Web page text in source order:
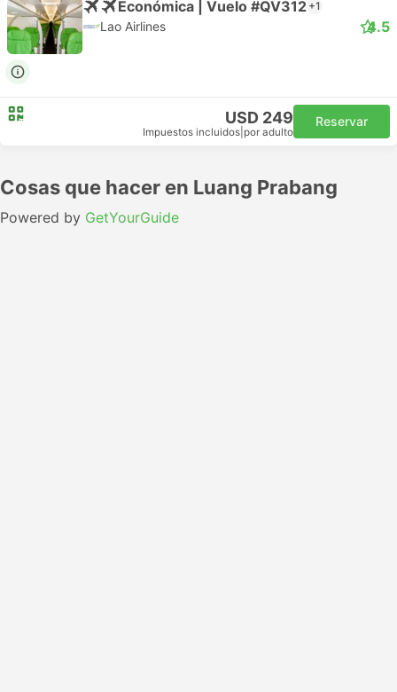
Económica | Vuelo #QV312 +1
Lao Airlines 4.5
USD 249
Impuestos incluidos por adulto
Reservar
Cosas que hacer en Luang Prabang
Powered by GetYourGuide